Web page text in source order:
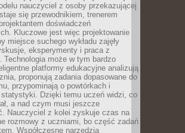
nauczyciel z osoby przekazującej
się przewodnikiem, trenerem
doświadczeń
Kluczowe jest więc projektowanie
miejsce suchego wykładu zajęły
eksperymenty i praca z
Technologia może w tym bardzo
platformy edukacyjne analizują
proponują zadania dopasowane do
przypominają o powtórkach i
Dzięki temu uczeń widzi, co
a nad czym musi jeszcze
Nauczyciel z kolei zyskuje czas na
rozmowy z uczniami, bo część zadań
Współczesne narzędzia